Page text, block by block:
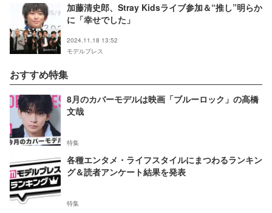
加藤清史郎、Stray Kidsライブ参加＆“推し”明らか
に「幸せでした」
2024.11.18 13:52
モデルプレス
おすすめ特集
8月のカバーモデルは映画「ブルーロック」の高橋
文哉
特集
各種エンタメ・ライフスタイルにまつわるランキン
グ＆読者アンケート結果を発表
特集